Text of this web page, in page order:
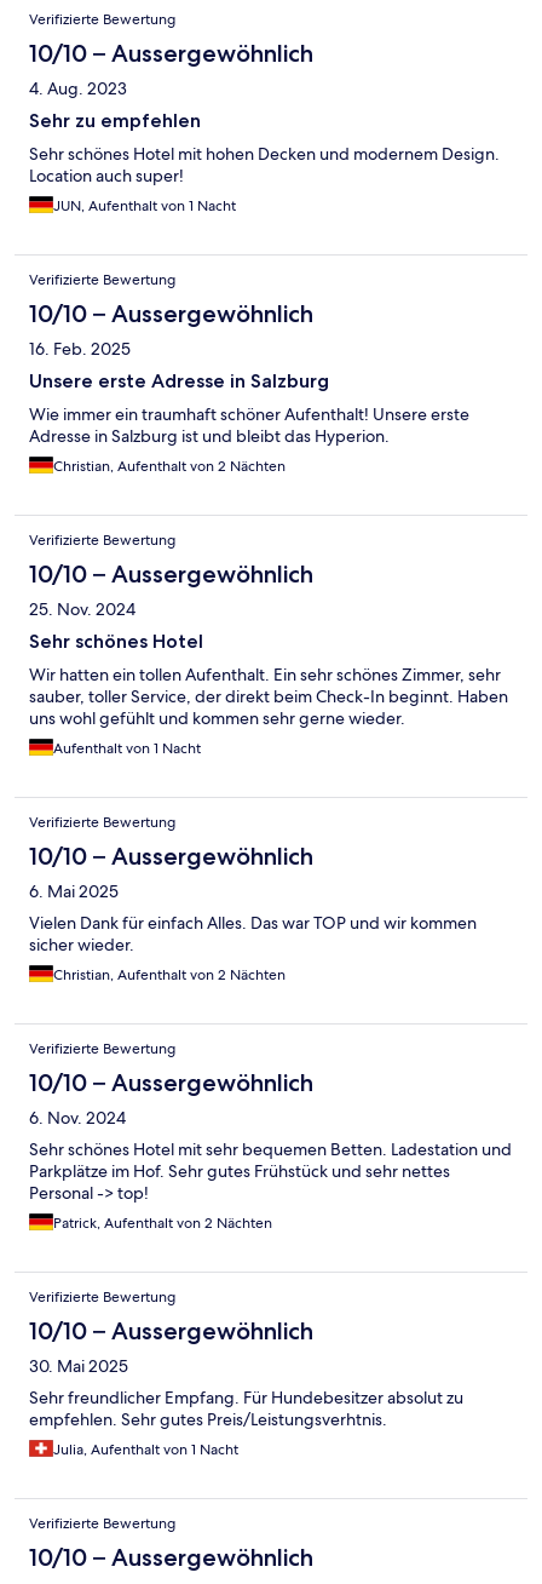
Verifizierte Bewertung
10/10 – Aussergewöhnlich
4. Aug. 2023
Sehr zu empfehlen
Sehr schönes Hotel mit hohen Decken und modernem Design.
Location auch super!
JUN, Aufenthalt von 1 Nacht
Verifizierte Bewertung
10/10 – Aussergewöhnlich
16. Feb. 2025
Unsere erste Adresse in Salzburg
Wie immer ein traumhaft schöner Aufenthalt! Unsere erste
Adresse in Salzburg ist und bleibt das Hyperion.
Christian, Aufenthalt von 2 Nächten
Verifizierte Bewertung
10/10 – Aussergewöhnlich
25. Nov. 2024
Sehr schönes Hotel
Wir hatten ein tollen Aufenthalt. Ein sehr schönes Zimmer, sehr
sauber, toller Service, der direkt beim Check-In beginnt. Haben
uns wohl gefühlt und kommen sehr gerne wieder.
Aufenthalt von 1 Nacht
Verifizierte Bewertung
10/10 – Aussergewöhnlich
6. Mai 2025
Vielen Dank für einfach Alles. Das war TOP und wir kommen
sicher wieder.
Christian, Aufenthalt von 2 Nächten
Verifizierte Bewertung
10/10 – Aussergewöhnlich
6. Nov. 2024
Sehr schönes Hotel mit sehr bequemen Betten. Ladestation und
Parkplätze im Hof. Sehr gutes Frühstück und sehr nettes
Personal -> top!
Patrick, Aufenthalt von 2 Nächten
Verifizierte Bewertung
10/10 – Aussergewöhnlich
30. Mai 2025
Sehr freundlicher Empfang. Für Hundebesitzer absolut zu
empfehlen. Sehr gutes Preis/Leistungsverhtnis.
Julia, Aufenthalt von 1 Nacht
Verifizierte Bewertung
10/10 – Aussergewöhnlich